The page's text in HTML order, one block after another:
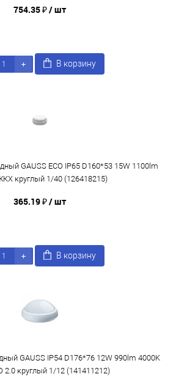
754.35 ₽/ шт
В корзину
GAUSS ECO IP65 D160*53 15W 1100lm
круглый 1/40 (126418215)
365.19 ₽/ шт
В корзину
GAUSS IP54 D176*76 12W 990lm 4000K
2.0 круглый 1/12 (141411212)